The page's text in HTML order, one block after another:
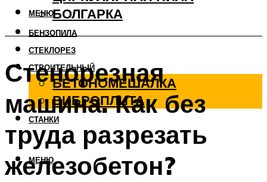
БОЛГАРКА
БЕНЗОПИЛА
СТЕКЛОРЕЗ
СТРОИТЕЛЬНЫЙ
БЕТОНОМЕШАЛКА
ВИБРОПЛИТА
СТАНКИ
МЕНЮ
МЕНЮ
Стенорезная
машина. Как без
труда разрезать
железобетон?